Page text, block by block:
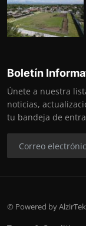
Boletín
Únete a nuestra
noticias,
tu bandeja de
© Powered by